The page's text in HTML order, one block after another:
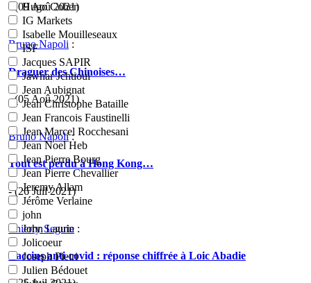
Hugo Cohen
IG Markets
Isabelle Mouilleseaux
ISF
Jacques SAPIR
Jawhar Jchtioui
Jean Aubignat
Jean Christophe Bataille
Jean Francois Faustinelli
Jean Marcel Rocchesani
Jean Noel Heb
Jean Pierre Bourg
Jean Pierre Chevallier
Jeremy Allam
Jérôme Verlaine
john
John Laurie
Jolicoeur
Joseph Pietri
Julien Bédouet
- (09 Aoû 2021)
Bruno Napoli :
Draguer des Chinoises…
- (05 Aoû 2021)
Bruno Napoli:
Tout est perdu à Hong Kong…
- (26 Juil 2021)
Thierry Seguin :
Vaccins anti-covid : réponse chiffrée à Loic Abadie